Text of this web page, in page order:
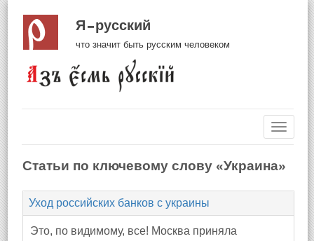
Я русский
что значит быть русским человеком
Статьи по ключевому слову «Украина»
Уход российских банков с украины
Это, по видимому, все! Москва приняла